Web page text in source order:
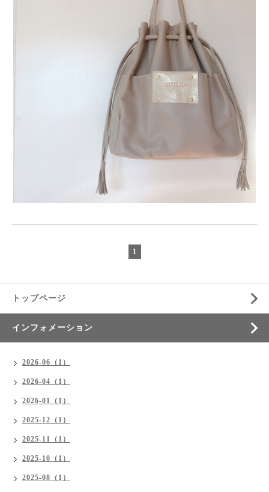
1
トップページ
インフォメーション
2026-06（1）
2026-04（1）
2026-01（1）
2025-12（1）
2025-11（1）
2025-10（1）
2025-08（1）